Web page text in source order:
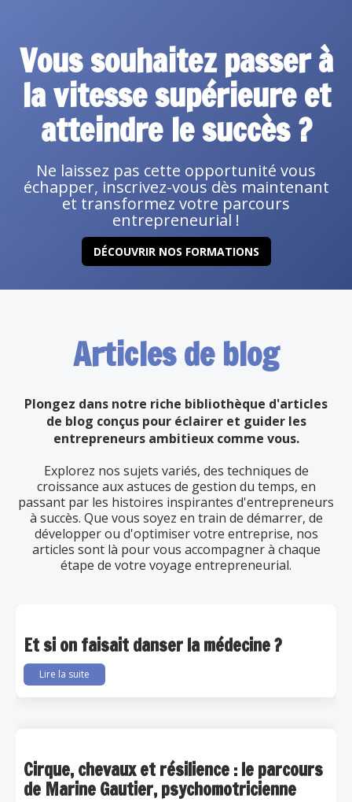
Vous souhaitez passer à
la vitesse supérieure et
atteindre le succès ?
Ne laissez pas cette opportunité vous
échapper, inscrivez-vous dès maintenant
et transformez votre parcours
entrepreneurial !
DÉCOUVRIR NOS FORMATIONS
Articles de blog
Plongez dans notre riche bibliothèque d'articles
de blog conçus pour éclairer et guider les
entrepreneurs ambitieux comme vous.
Explorez nos sujets variés, des techniques de
croissance aux astuces de gestion du temps, en
passant par les histoires inspirantes d'entrepreneurs
à succès. Que vous soyez en train de démarrer, de
développer ou d'optimiser votre entreprise, nos
articles sont là pour vous accompagner à chaque
étape de votre voyage entrepreneurial.
Et si on faisait danser la médecine ?
Lire la suite
Cirque, chevaux et résilience : le parcours
de Marine Gautier, psychomotricienne